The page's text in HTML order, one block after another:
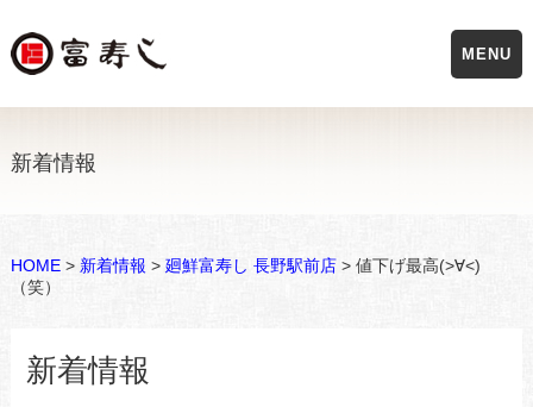
新着情報
HOME> 新着情報 > 廻鮮富寿し 長野駅前店> 値下げ最高(>∀<)
（笑）
新着情報
MENU